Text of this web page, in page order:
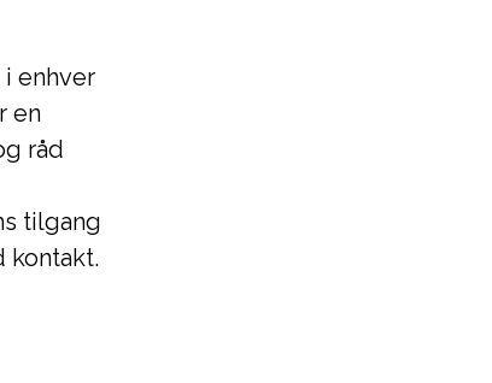
enhver
en
råd
tilgang
kontakt.